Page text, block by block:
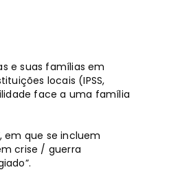
e suas famílias em
locais (IPSS,
face a uma família
em que se incluem
crise / guerra